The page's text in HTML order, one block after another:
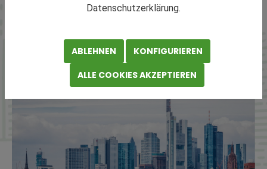
Datenschutzerklärung.
ABLEHNEN
KONFIGURIEREN
ALLE COOKIES AKZEPTIEREN